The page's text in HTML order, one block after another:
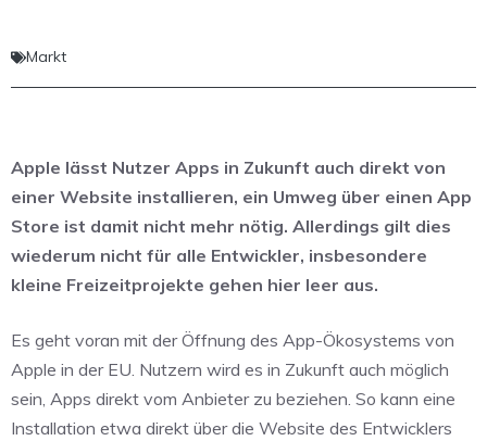
Markt
Apple lässt Nutzer Apps in Zukunft auch direkt von
einer Website installieren, ein Umweg über einen App
Store ist damit nicht mehr nötig. Allerdings gilt dies
wiederum nicht für alle Entwickler, insbesondere
kleine Freizeitprojekte gehen hier leer aus.
Es geht voran mit der Öffnung des App-Ökosystems von
Apple in der EU. Nutzern wird es in Zukunft auch möglich
sein, Apps direkt vom Anbieter zu beziehen. So kann eine
Installation etwa direkt über die Website des Entwicklers